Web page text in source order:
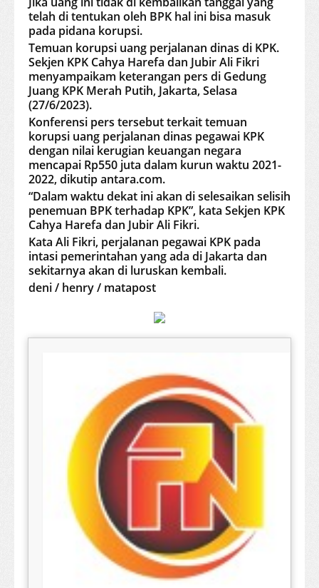
telah di tentukan oleh BPK hal ini bisa masuk
pada pidana korupsi.
Temuan korupsi uang perjalanan dinas di KPK.
Sekjen KPK Cahya Harefa dan Jubir Ali Fikri
menyampaikam keterangan pers di Gedung
Juang KPK Merah Putih, Jakarta, Selasa
(27/6/2023).
Konferensi pers tersebut terkait temuan
korupsi uang perjalanan dinas pegawai KPK
dengan nilai kerugian keuangan negara
mencapai Rp550 juta dalam kurun waktu 2021-
2022, dikutip antara.com.
“Dalam waktu dekat ini akan di selesaikan selisih
penemuan BPK terhadap KPK”, kata Sekjen KPK
Cahya Harefa dan Jubir Ali Fikri.
Kata Ali Fikri, perjalanan pegawai KPK pada
intasi pemerintahan yang ada di Jakarta dan
sekitarnya akan di luruskan kembali.
deni / henry / matapost